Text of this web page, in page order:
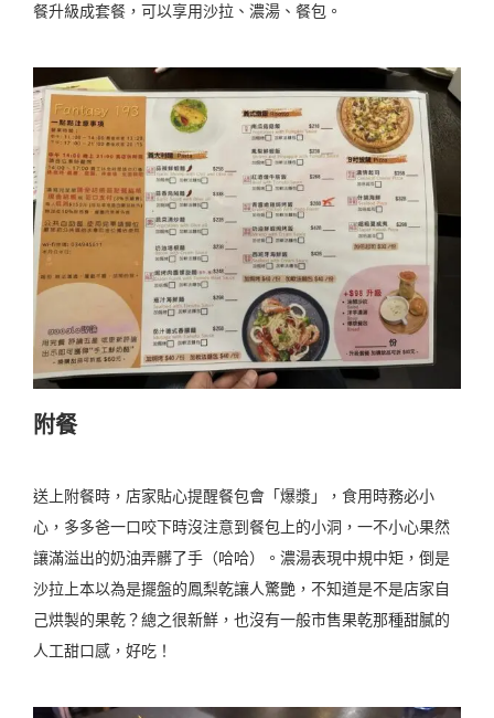
餐升級成套餐，可以享用沙拉、濃湯、餐包。
附餐
送上附餐時，店家貼心提醒餐包會「爆漿」，食用時務必小
心，多多爸一口咬下時沒注意到餐包上的小洞，一不小心果然
讓滿溢出的奶油弄髒了手（哈哈）。濃湯表現中規中矩，倒是
沙拉上本以為是擺盤的鳳梨乾讓人驚艷，不知道是不是店家自
己烘製的果乾？總之很新鮮，也沒有一般市售果乾那種甜膩的
人工甜口感，好吃！